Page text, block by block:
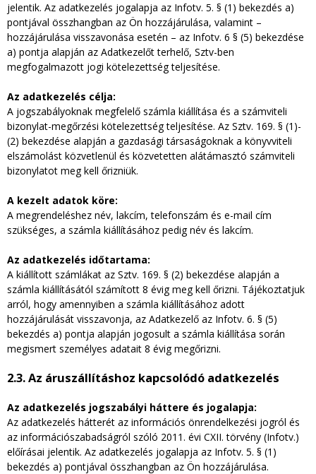
jelentik. Az adatkezelés jogalapja az Infotv. 5. § (1) bekezdés a)
pontjával összhangban az Ön hozzájárulása, valamint –
hozzájárulása visszavonása esetén – az Infotv. 6 § (5) bekezdése
a) pontja alapján az Adatkezelőt terhelő, Sztv-ben
megfogalmazott jogi kötelezettség teljesítése.
Az adatkezelés célja:
A jogszabályoknak megfelelő számla kiállítása és a számviteli
bizonylat-megőrzési kötelezettség teljesítése. Az Sztv. 169. § (1)-
(2) bekezdése alapján a gazdasági társaságoknak a könyvviteli
elszámolást közvetlenül és közvetetten alátámasztó számviteli
bizonylatot meg kell őrizniük.
A kezelt adatok köre:
A megrendeléshez név, lakcím, telefonszám és e-mail cím
szükséges, a számla kiállításához pedig név és lakcím.
Az adatkezelés időtartama:
A kiállított számlákat az Sztv. 169. § (2) bekezdése alapján a
számla kiállításától számított 8 évig meg kell őrizni. Tájékoztatjuk
arról, hogy amennyiben a számla kiállításához adott
hozzájárulását visszavonja, az Adatkezelő az Infotv. 6. § (5)
bekezdés a) pontja alapján jogosult a számla kiállítása során
megismert személyes adatait 8 évig megőrizni.
2.3. Az áruszállításhoz kapcsolódó adatkezelés
Az adatkezelés jogszabályi háttere és jogalapja:
Az adatkezelés hátterét az információs önrendelkezési jogról és
az információszabadságról szóló 2011. évi CXII. törvény (Infotv.)
előírásai jelentik. Az adatkezelés jogalapja az Infotv. 5. § (1)
bekezdés a) pontjával összhangban az Ön hozzájárulása.